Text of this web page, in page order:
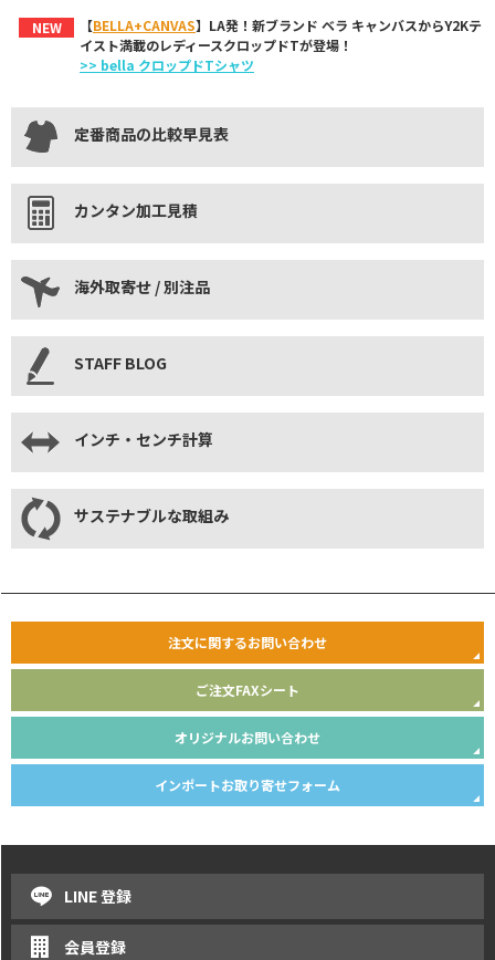
NEW
【BELLA+CANVAS】LA発！新ブランド ベラ キャンバスからY2Kテ
イスト満載のレディースクロップドTが登場！
>> bella クロップドTシャツ
定番商品の比較早見表
カンタン加工見積
海外取寄せ / 別注品
STAFF BLOG
インチ・センチ計算
サステナブルな取組み
注文に関するお問い合わせ
ご注文FAXシート
オリジナルお問い合わせ
インポートお取り寄せフォーム
LINE 登録
会員登録